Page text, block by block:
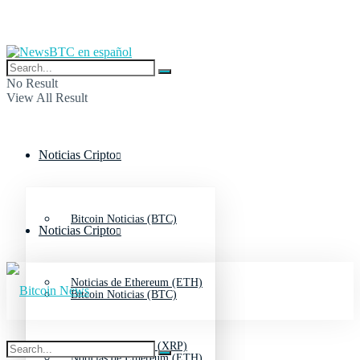
No Result
View All Result
Noticias Cripto
Bitcoin Noticias (BTC)
Noticias de Ethereum (ETH)
Noticias de Ripple (XRP)
Noticias Cripto
Bitcoin Noticias (BTC)